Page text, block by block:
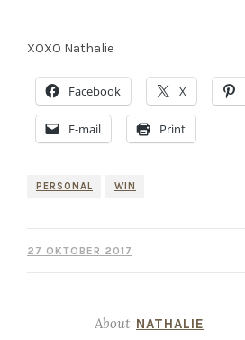
XOXO Nathalie
Facebook X
E-mail Print
PERSONAL WIN
27 OKTOBER 2017
About NATHALIE